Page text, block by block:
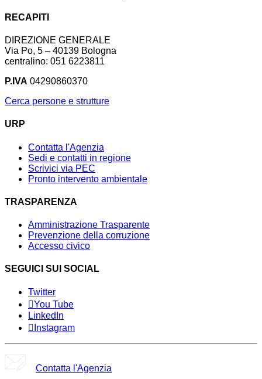
RECAPITI
DIREZIONE GENERALE
Via Po, 5 – 40139 Bologna
centralino: 051 6223811
P.IVA 04290860370
Cerca persone e strutture
URP
Contatta l'Agenzia
Sedi e contatti in regione
Scrivici via PEC
Pronto intervento ambientale
TRASPARENZA
Amministrazione Trasparente
Prevenzione della corruzione
Accesso civico
SEGUICI SUI SOCIAL
Twitter
You Tube
LinkedIn
Instagram
Contatta l'Agenzia